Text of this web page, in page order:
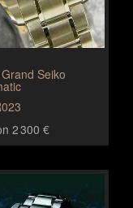
Seiko
2 300 €